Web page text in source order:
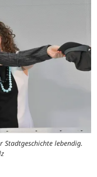
Stadtgeschichte lebendig.